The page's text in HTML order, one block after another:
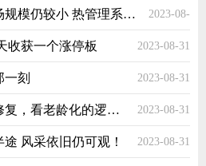
31
亚普股份：燃料电池市场规模仍较小 热管理系统已获初步意向订单|直击业绩会 2023-08-
31
收获一个涨停板 2023-08-31
刻 2023-08-31
中国中免：等利润起来修复，看老龄化的逻辑兑现 2023-08-31
风采依旧仍可观！ 2023-08-31